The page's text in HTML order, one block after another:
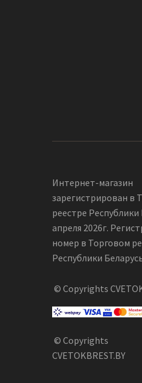
Интернет-магазин
зарегистрирован в
реестре Республики
апреля 2026г.
номер в Торговом
Республики
© Copyrights
© Copyrights
CVETOKBREST.BY